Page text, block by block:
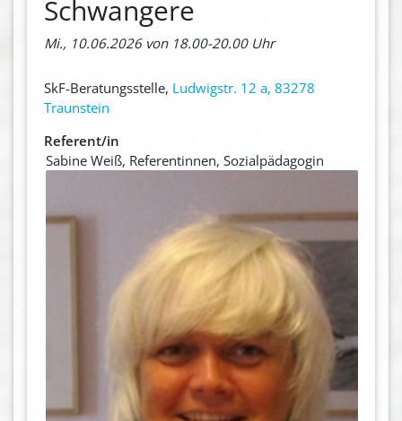
Schwangere
Mi., 10.06.2026 von 18.00-20.00 Uhr
SkF-Beratungsstelle, Ludwigstr. 12 a, 83278
Traunstein
Referent/in
Sabine Weiß, Referentinnen, Sozialpädagogin